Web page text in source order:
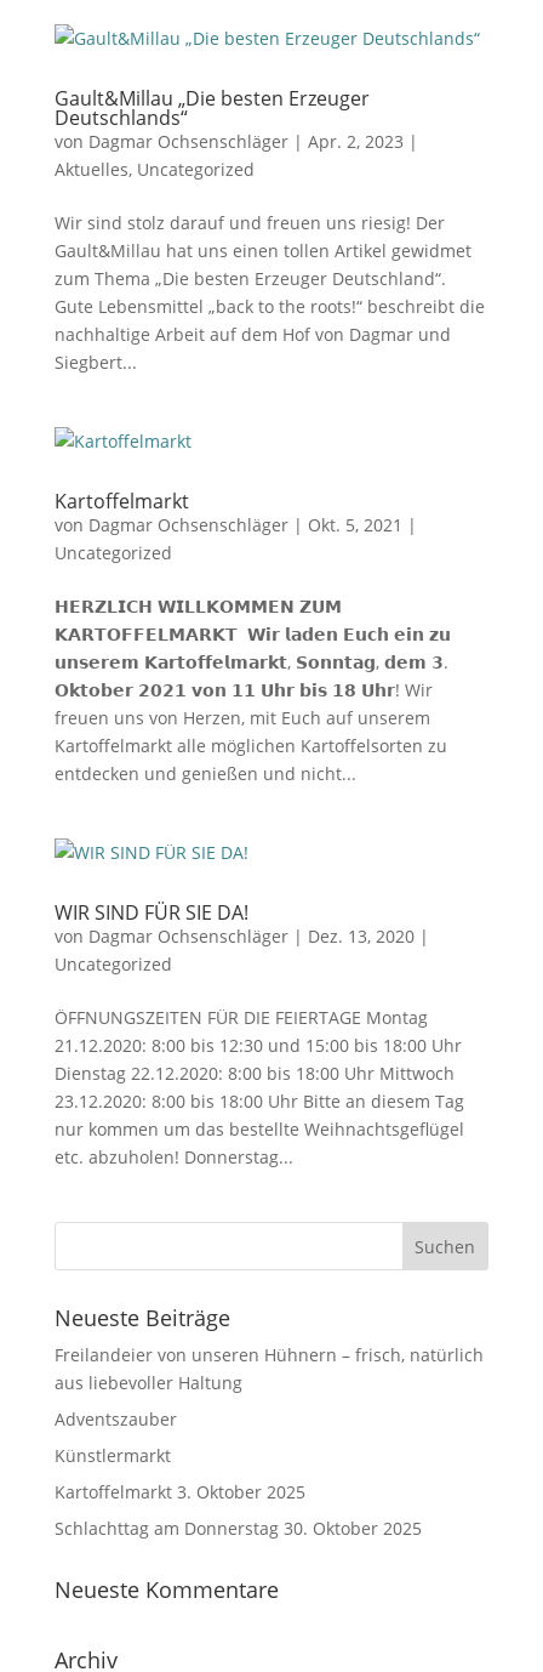
Gault&Millau „Die besten Erzeuger
Deutschlands“
von Dagmar Ochsenschläger| Apr. 2, 2023 |
Aktuelles, Uncategorized
Wir sind stolz darauf und freuen uns riesig! Der
Gault&Millau hat uns einen tollen Artikel gewidmet
zum Thema „Die besten Erzeuger Deutschland“.
Gute Lebensmittel „back to the roots!“ beschreibt die
nachhaltige Arbeit auf dem Hof von Dagmar und
Siegbert...
Kartoffelmarkt
von Dagmar Ochsenschläger| Okt. 5, 2021 |
Uncategorized
𝗛𝗘𝗥𝗭𝗟𝗜𝗖𝗛 𝗪𝗜𝗟𝗟𝗞𝗢𝗠𝗠𝗘𝗡 𝗭𝗨𝗠
𝗞𝗔𝗥𝗧𝗢𝗙𝗙𝗘𝗟𝗠𝗔𝗥𝗞𝗧 𝗪𝗶𝗿 𝗹𝗮𝗱𝗲𝗻 𝗘𝘂𝗰𝗵 𝗲𝗶𝗻 𝘇𝘂
𝘂𝗻𝘀𝗲𝗿𝗲𝗺 𝗞𝗮𝗿𝘁𝗼𝗳𝗳𝗲𝗹𝗺𝗮𝗿𝗸𝘁, 𝗦𝗼𝗻𝗻𝘁𝗮𝗴, 𝗱𝗲𝗺 𝟯.
𝗢𝗸𝘁𝗼𝗯𝗲𝗿 𝟮𝟬𝟮𝟭 𝘃𝗼𝗻 𝟭𝟭 𝗨𝗵𝗿 𝗯𝗶𝘀 𝟭𝟴 𝗨𝗵𝗿! Wir
freuen uns von Herzen, mit Euch auf unserem
Kartoffelmarkt alle möglichen Kartoffelsorten zu
entdecken und genießen und nicht...
WIR SIND FÜR SIE DA!
von Dagmar Ochsenschläger| Dez. 13, 2020|
Uncategorized
ÖFFNUNGSZEITEN FÜR DIE FEIERTAGE Montag
21.12.2020: 8:00 bis 12:30 und 15:00 bis 18:00 Uhr
Dienstag 22.12.2020: 8:00 bis 18:00 Uhr Mittwoch
23.12.2020: 8:00 bis 18:00 Uhr Bitte an diesem Tag
nur kommen um das bestellte Weihnachtsgeflügel
etc. abzuholen! Donnerstag...
Neueste Beiträge
Freilandeier von unseren Hühnern – frisch, natürlich
aus liebevoller Haltung
Adventszauber
Künstlermarkt
Kartoffelmarkt 3. Oktober 2025
Schlachttag am Donnerstag 30. Oktober 2025
Neueste Kommentare
Archiv